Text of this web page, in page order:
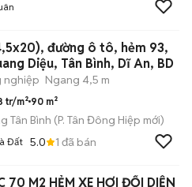
đường ô tô, hẻm 93,
Diệu, Tân Bình, Dĩ An, BD
nghiệp Ngang 4,5 m
tr/m² 90 m²
Tân Bình (P. Tân Đông Hiệp mới)
Đất 5.0 1 đã bán
70 M2 HẺM XE HƠI ĐỐI DIỆN